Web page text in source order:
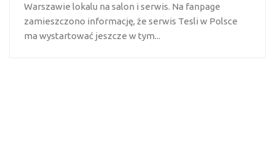
Warszawie lokalu na salon i serwis. Na fanpage
zamieszczono informację, że serwis Tesli w Polsce
ma wystartować jeszcze w tym...